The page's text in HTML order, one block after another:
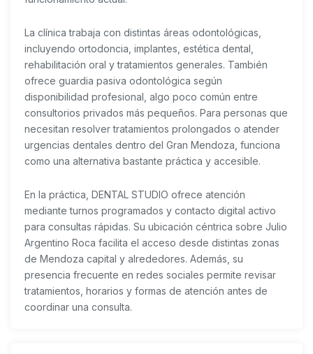
La clínica trabaja con distintas áreas odontológicas,
incluyendo ortodoncia, implantes, estética dental,
rehabilitación oral y tratamientos generales. También
ofrece guardia pasiva odontológica según
disponibilidad profesional, algo poco común entre
consultorios privados más pequeños. Para personas que
necesitan resolver tratamientos prolongados o atender
urgencias dentales dentro del Gran Mendoza, funciona
como una alternativa bastante práctica y accesible.
En la práctica, DENTAL STUDIO ofrece atención
mediante turnos programados y contacto digital activo
para consultas rápidas. Su ubicación céntrica sobre Julio
Argentino Roca facilita el acceso desde distintas zonas
de Mendoza capital y alrededores. Además, su
presencia frecuente en redes sociales permite revisar
tratamientos, horarios y formas de atención antes de
coordinar una consulta.